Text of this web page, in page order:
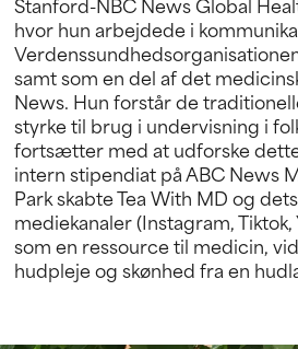
hvor hun arbejdede i
samt som en del af det
News. Hun forstår de
styrke til brug i undervisning i
fortsætter med at udforske
intern stipendiat på ABC News
Park skabte Tea With MD og
mediekanaler (Instagram,
som en ressource til medicin,
hudpleje og skønhed fra en